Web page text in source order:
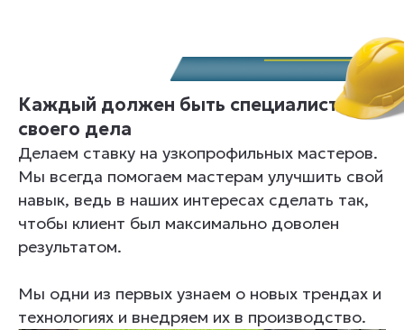
Каждый должен быть специалистом
своего дела
Делаем ставку на узкопрофильных мастеров.
Мы всегда помогаем мастерам улучшить свой
навык, ведь в наших интересах сделать так,
чтобы клиент был максимально доволен
результатом.
Мы одни из первых узнаем о новых трендах и
технологиях и внедряем их в производство.